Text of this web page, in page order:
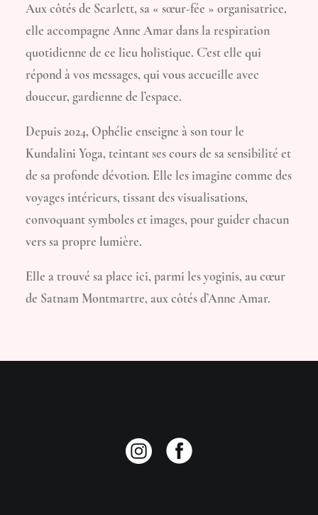
Aux côtés de Scarlett, sa « sœur-fée » organisatrice,
elle accompagne Anne Amar dans la respiration
quotidienne de ce lieu holistique. C’est elle qui
répond à vos messages, qui vous accueille avec
douceur, gardienne de l’espace.
Depuis 2024, Ophélie enseigne à son tour le
Kundalini Yoga, teintant ses cours de sa sensibilité et
de sa profonde dévotion. Elle les imagine comme des
voyages intérieurs, tissant des visualisations,
convoquant symboles et images, pour guider chacun
vers sa propre lumière.
Elle a trouvé sa place ici, parmi les yoginis, au cœur
de Satnam Montmartre, aux côtés d’Anne Amar.